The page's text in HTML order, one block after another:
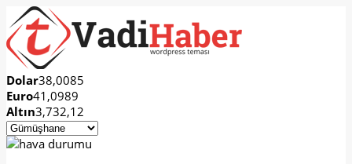
Dolar38,0085
Euro41,0989
Altın3,732,12